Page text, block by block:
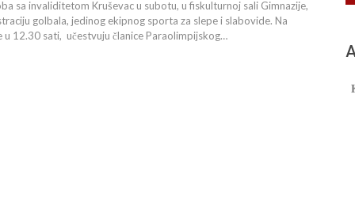
sa invaliditetom Kruševac u subotu, u fiskulturnoj sali Gimnazije,
golbala, jedinog ekipnog sporta za slepe i slabovide. Na
u 12.30 sati, učestvuju članice Paraolimpijskog…